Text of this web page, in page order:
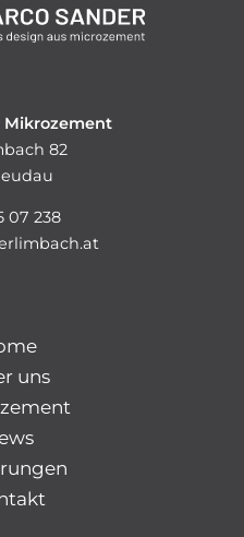
Mikrozement
82
07 238
uns